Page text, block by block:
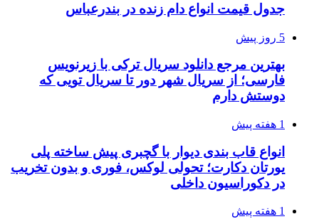
جدول قیمت انواع دام زنده در بندرعباس
5 روز پیش
بهترین مرجع دانلود سریال ترکی با زیرنویس
فارسی؛ از سریال شهر دور تا سریال تویی که
دوستش دارم
1 هفته پیش
انواع قاب بندی دیوار با گچبری پیش ساخته پلی
یورتان دکارت؛ تحولی لوکس، فوری و بدون تخریب
در دکوراسیون داخلی
1 هفته پیش